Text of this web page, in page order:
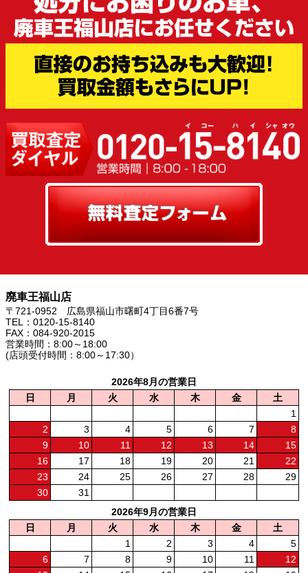
廃車王福山店
〒721-0952 広島県福山市曙町4丁目6番7号
TEL：0120-15-8140
FAX：084-920-2015
営業時間：8:00～18:00
(店頭受付時間：8:00～17:30）
2026年8月の営業日
日
月 火 水 木 金
土
1
2
3 4 5 6 7
8
9
10 11 12 13 14
15
16
17 18 19 20 21
22
23
24 25 26 27 28
29
30
31
2026年9月の営業日
日
月 火 水 木 金
土
1
2 3 4
5
6
7 8 9 10 11
12